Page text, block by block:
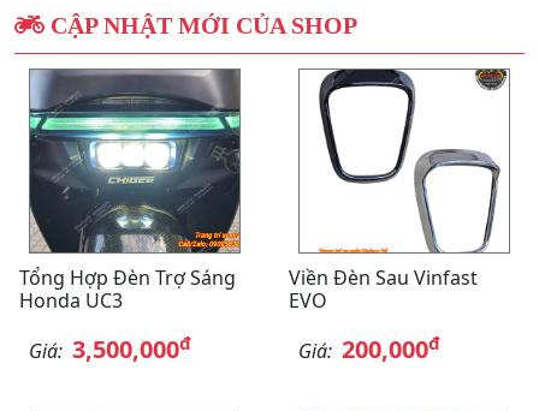
CẬP NHẬT MỚI CỦA SHOP
Tổng Hợp Đèn Trợ Sáng
Honda UC3
Giá: 3,500,000đ
Viền Đèn Sau Vinfast
EVO
Giá: 200,000đ